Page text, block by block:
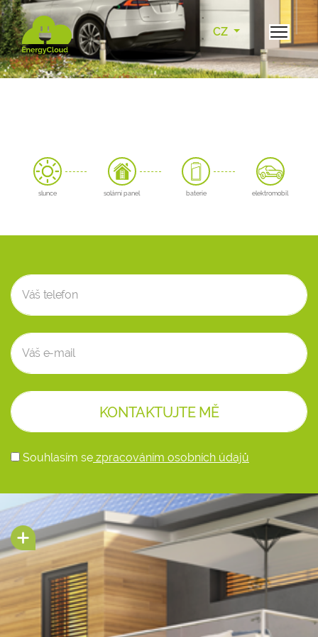
CZ
slunce solární panel baterie elektromobil
Souhlasím se zpracováním osobních údajů